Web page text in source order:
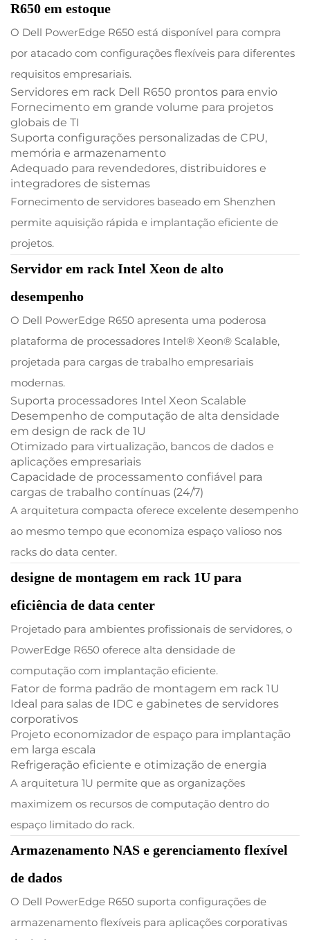
R650 em estoque
O Dell PowerEdge R650 está disponível para compra
por atacado com configurações flexíveis para diferentes
requisitos empresariais.
Servidores em rack Dell R650 prontos para envio
Fornecimento em grande volume para projetos
globais de TI
Suporta configurações personalizadas de CPU,
memória e armazenamento
Adequado para revendedores, distribuidores e
integradores de sistemas
Fornecimento de servidores baseado em Shenzhen
permite aquisição rápida e implantação eficiente de
projetos.
Servidor em rack Intel Xeon de alto
desempenho
O Dell PowerEdge R650 apresenta uma poderosa
plataforma de processadores Intel® Xeon® Scalable,
projetada para cargas de trabalho empresariais
modernas.
Suporta processadores Intel Xeon Scalable
Desempenho de computação de alta densidade
em design de rack de 1U
Otimizado para virtualização, bancos de dados e
aplicações empresariais
Capacidade de processamento confiável para
cargas de trabalho contínuas (24/7)
A arquitetura compacta oferece excelente desempenho
ao mesmo tempo que economiza espaço valioso nos
racks do data center.
designe de montagem em rack 1U para
eficiência de data center
Projetado para ambientes profissionais de servidores, o
PowerEdge R650 oferece alta densidade de
computação com implantação eficiente.
Fator de forma padrão de montagem em rack 1U
Ideal para salas de IDC e gabinetes de servidores
corporativos
Projeto economizador de espaço para implantação
em larga escala
Refrigeração eficiente e otimização de energia
A arquitetura 1U permite que as organizações
maximizem os recursos de computação dentro do
espaço limitado do rack.
Armazenamento NAS e gerenciamento flexível
de dados
O Dell PowerEdge R650 suporta configurações de
armazenamento flexíveis para aplicações corporativas